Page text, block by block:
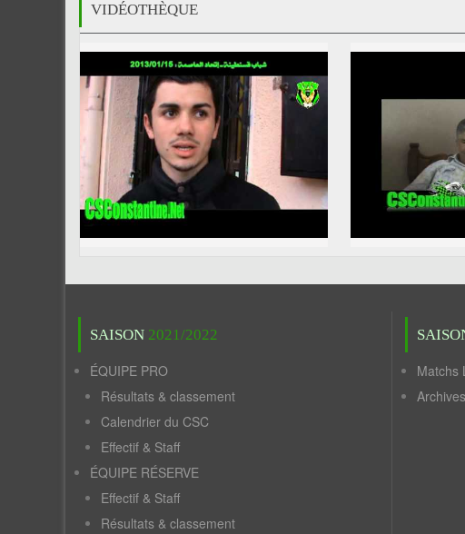
VIDÉOTHÈQUE
SAISON 2021/2022
ÉQUIPE PRO
Résultats & classement
Calendrier du CSC
Effectif & Staff
ÉQUIPE RÉSERVE
Effectif & Staff
Résultats & classement
Matchs
Archives